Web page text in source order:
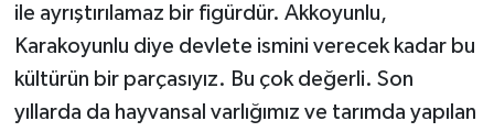
ile ayrıştırılamaz bir figürdür. Akkoyunlu,
Karakoyunlu diye devlete ismini verecek kadar bu
kültürün bir parçasıyız. Bu çok değerli. Son
yıllarda da hayvansal varlığımız ve tarımda yapılan